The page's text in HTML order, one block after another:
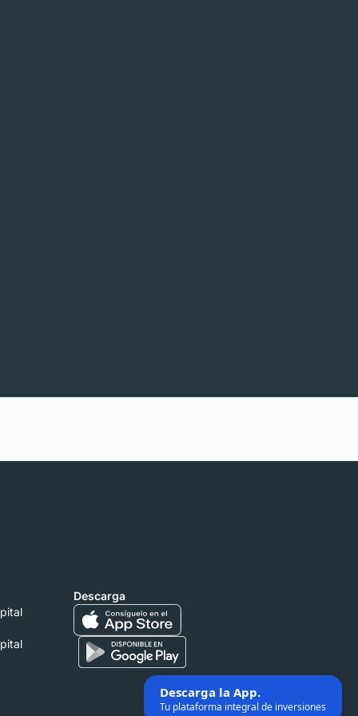
Descarga
Descarga la App.
Tu plataforma integral de inversiones